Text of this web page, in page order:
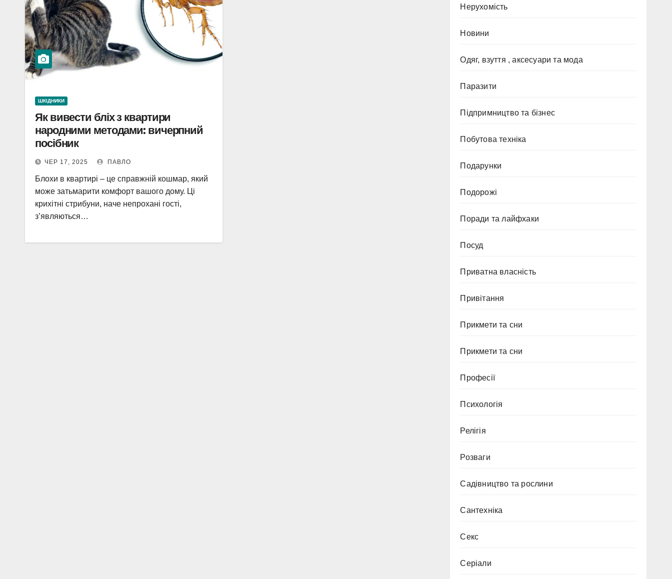
ШКІДНИКИ
Як вивести бліх з квартири
народними методами: вичерпний
посібник
ЧЕР 17, 2025 ПАВЛО
Блохи в квартирі – це справжній кошмар, який
може затьмарити комфорт вашого дому. Ці
крихітні стрибуни, наче непрохані гості,
з’являються…
Нерухомість
Новини
Одяг, взуття , аксесуари та мода
Паразити
Підпримництво та бізнес
Побутова техніка
Подарунки
Подорожі
Поради та лайфхаки
Посуд
Приватна власність
Привітання
Прикмети та сни
Прикмети та сни
Професії
Психологія
Релігія
Розваги
Садівництво та рослини
Сантехніка
Секс
Серіали